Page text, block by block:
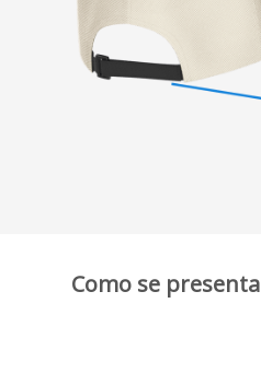
Como se presenta